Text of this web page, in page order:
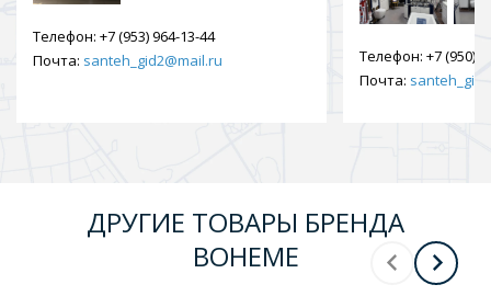
Телефон: +7 (953) 964-13-44
Почта: santeh_gid2@mail.ru Телефон: +7 (950)
Почта:
ДРУГИЕ ТОВАРЫ БРЕНДА
BOHEME